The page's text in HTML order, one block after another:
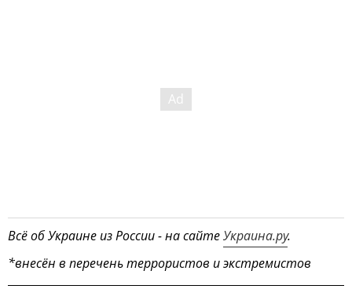
Всё об Украине из России - на сайтеУкраина.ру.
*внесён в перечень террористов и экстремистов